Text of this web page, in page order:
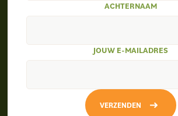
ACHTERNAAM
JOUW E-MAILADRES
VERZENDEN